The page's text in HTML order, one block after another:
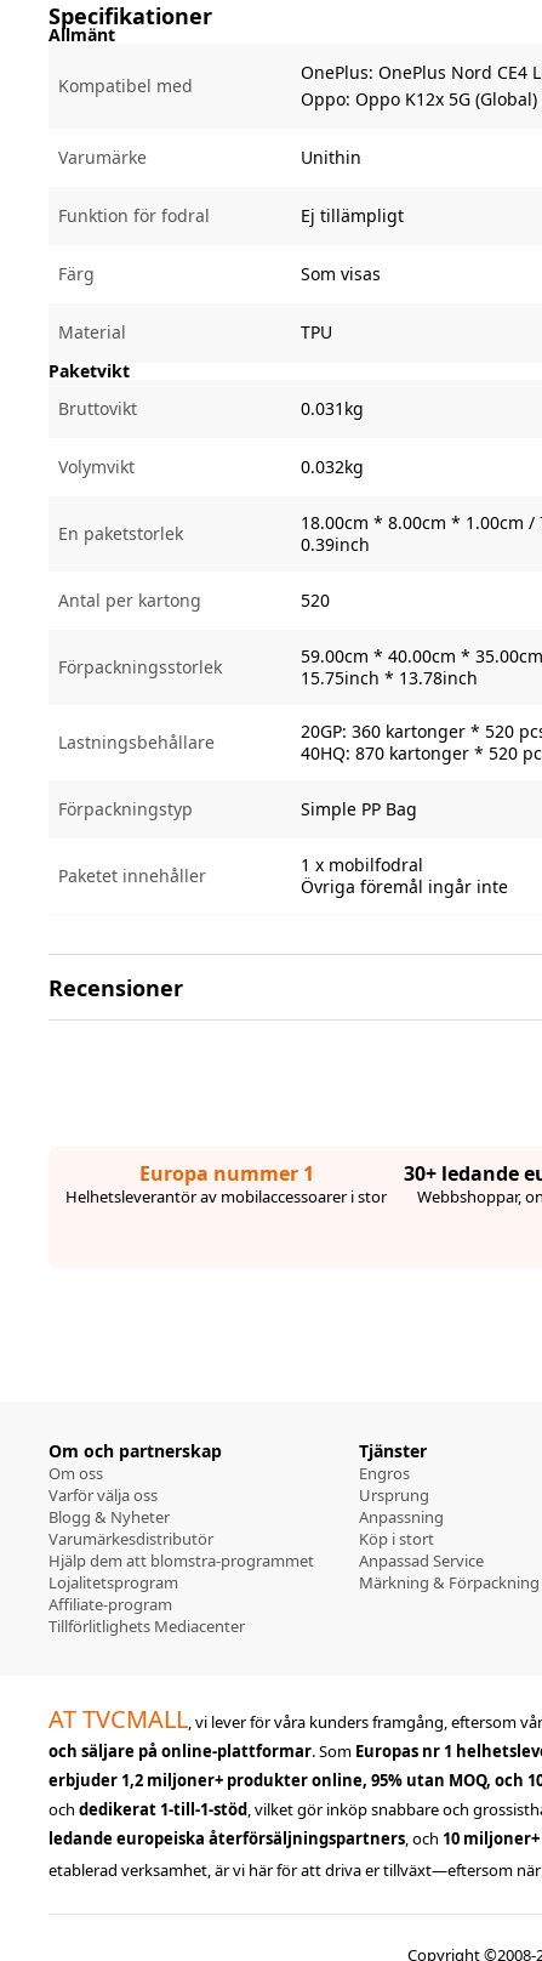
Specifikationer
Allmänt
Kompatibel med
OnePlus: OnePlus Nord CE4
Oppo: Oppo K12x 5G (Global)
Varumärke Unithin
Funktion för fodral Ej tillämpligt
Färg Som visas
Material
TPU
Paketvikt
Bruttovikt
0.031kg
Volymvikt 0.032kg
En paketstorlek
18.00cm * 8.00cm * 1.00cm
0.39inch
Antal per kartong 520
Förpackningsstorlek
59.00cm * 40.00cm *
15.75inch * 13.78inch
Lastningsbehållare
20GP: 360 kartonger * 520
40HQ: 870 kartonger * 520
Förpackningstyp Simple PP Bag
Paketet innehåller
1 x mobilfodral
Övriga föremål ingår inte
Recensioner
Europa nummer 1
Helhetsleverantör av mobilaccessoarer i stor
30+ ledande
Webbshoppar,
Om och partnerskap
Om oss
Varför välja oss
Blogg & Nyheter
Varumärkesdistributör
Hjälp dem att blomstra-programmet
Lojalitetsprogram
Affiliate-program
Tillförlitlighets Mediacenter
Tjänster
Engros
Ursprung
Anpassning
Köp i stort
Anpassad Service
Märkning & Förpackning
AT TVCMALL, vi lever för våra kunders framgång, eftersom
och säljare på online-plattformar. Som Europas nr 1
erbjuder 1,2 miljoner+ produkter online, 95% utan MOQ, och
och dedikerat 1-till-1-stöd, vilket gör inköp snabbare och
ledande europeiska återförsäljningspartners, och 10
etablerad verksamhet, är vi här för att driva er tillväxt—eftersom
Copyright ©2008-